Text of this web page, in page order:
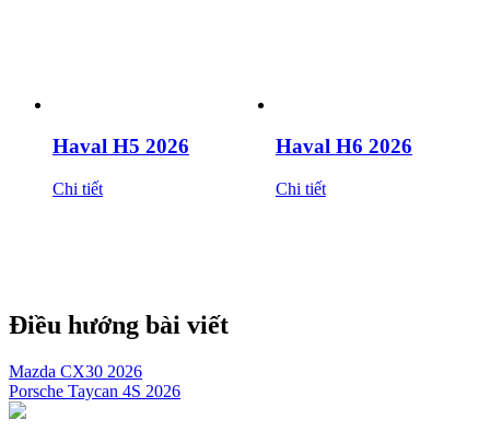
Haval H5 2026
Chi tiết
Haval H6 2026
Chi tiết
Điều hướng bài viết
Mazda CX30 2026
Porsche Taycan 4S 2026